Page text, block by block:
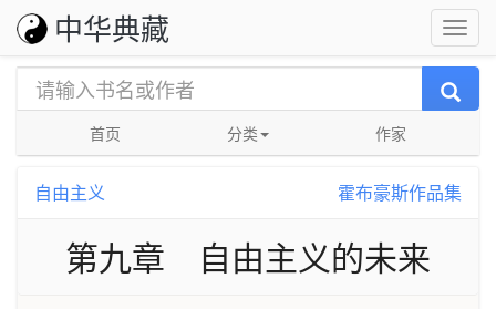
中华典藏
首页 分类 作家
自由主义 霍布豪斯作品集
第九章 自由主义的未来